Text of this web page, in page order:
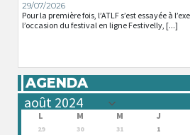
29/07/2026
Pour la première fois, l’ATLF s’est essayée à
l’occasion du festival en ligne Festivelly, [...]
AGENDA
L M M J
29 30 31 1